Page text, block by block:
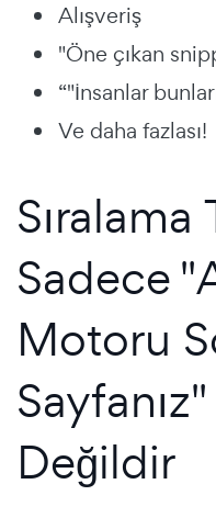
Alışveriş
"Öne çıkan
“"İnsanlar
Ve daha fazlası!
Sıralama
Sadece
Motoru
Değildir